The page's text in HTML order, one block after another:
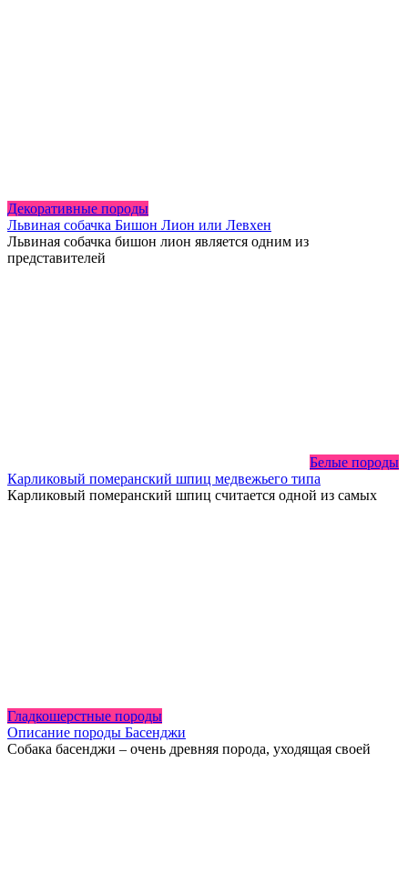
Декоративные породы
Львиная собачка Бишон Лион или Левхен
Львиная собачка бишон лион является одним из
представителей
Белые породы
Карликовый померанский шпиц медвежьего типа
Карликовый померанский шпиц считается одной из самых
Гладкошерстные породы
Описание породы Басенджи
Собака басенджи – очень древняя порода, уходящая своей